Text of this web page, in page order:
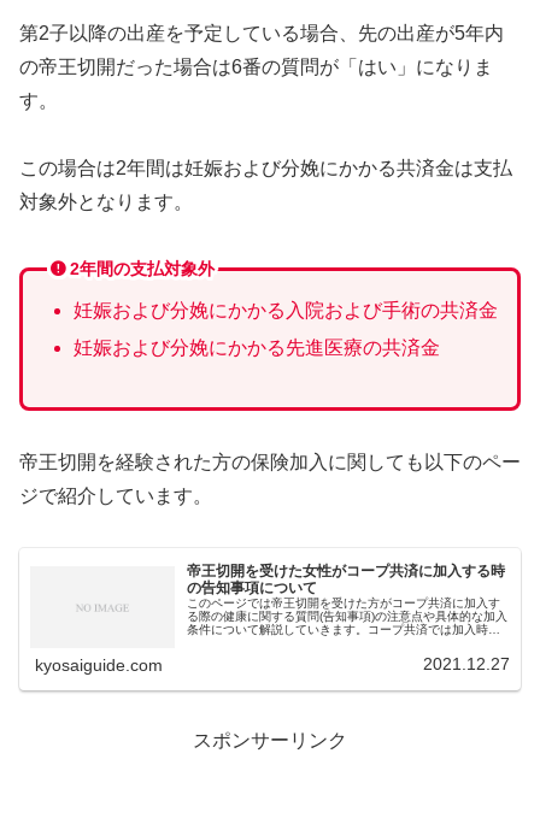
第2子以降の出産を予定している場合、先の出産が5年内
の帝王切開だった場合は6番の質問が「はい」になりま
す。
この場合は2年間は妊娠および分娩にかかる共済金は支払
対象外となります。
2年間の支払対象外
妊娠および分娩にかかる入院および手術の共済金
妊娠および分娩にかかる先進医療の共済金
帝王切開を経験された方の保険加入に関しても以下のペー
ジで紹介しています。
帝王切開を受けた女性がコープ共済に加入する時
の告知事項について
このページでは帝王切開を受けた方がコープ共済に加入す
る際の健康に関する質問(告知事項)の注意点や具体的な加入
条件について解説していきます。コープ共済では加入時の
kyosaiguide.com 2021.12.27
スポンサーリンク